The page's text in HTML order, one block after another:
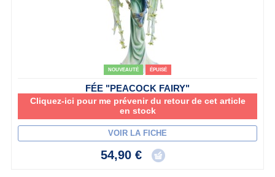
NOUVEAUTÉ ÉPUISÉ
FÉE "PEACOCK FAIRY"
Cliquez-ici pour me prévenir du retour de cet article
en stock
VOIR LA FICHE
54,90 €